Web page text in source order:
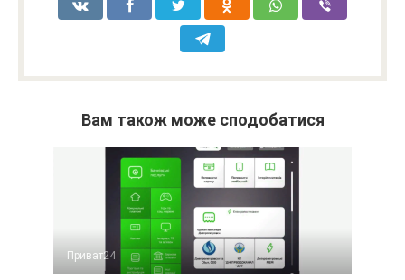
Вам також може сподобатися
Приват24